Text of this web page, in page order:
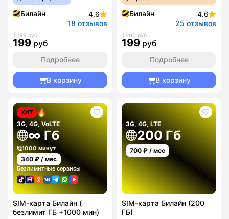
Билайн
4.6
18 отзывов
1 199 руб
199 руб
Подробнее
В корзину
Билайн
4.6
25 отзывов
1 200 руб
199 руб
Подробнее
В корзину
ХИТ
3G, 4G, VoLTE
∞ Гб
1000 минут
340 ₽ / мес
Безлимитные сервисы
SIM-карта Билайн (
безлимит ГБ +1000 мин)
3G, 4G, LTE
200 Гб
700 ₽ / мес
SIM-карта Билайн (200
ГБ)